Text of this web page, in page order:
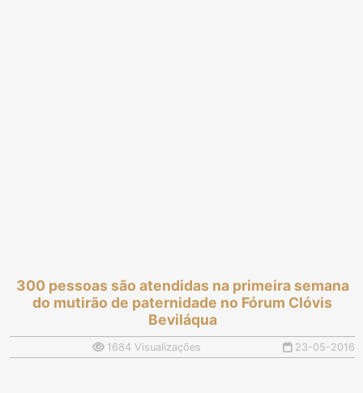
300 pessoas são atendidas na primeira semana
do mutirão de paternidade no Fórum Clóvis
Beviláqua
1684 Visualizações 23-05-2016